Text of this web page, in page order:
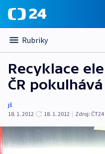
Rubriky
Recyklace
ČR pokulhává
jš
18. 1. 2012
18. 1. 2012 | Zdroj: ČT24